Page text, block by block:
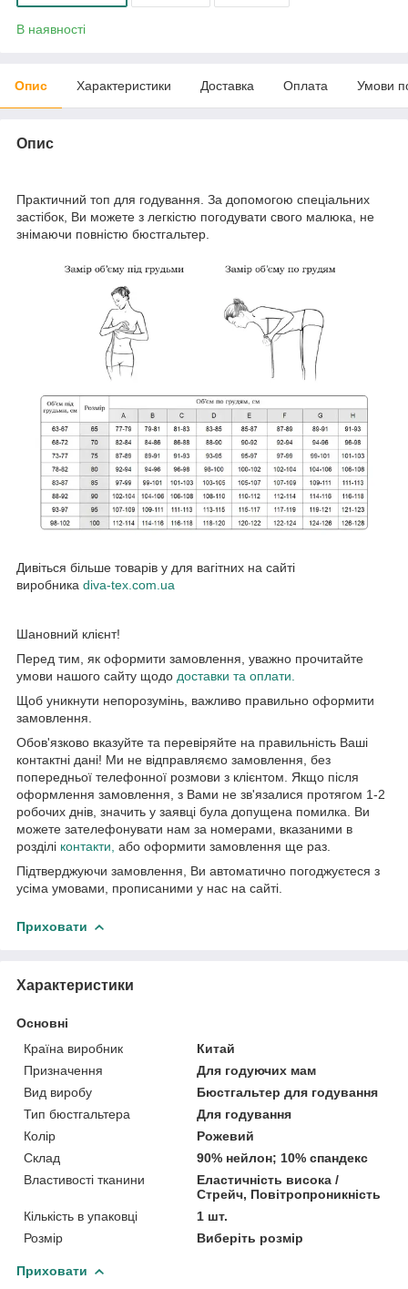
В наявності
Опис Характеристики Доставка Оплата Умови
Опис
Практичний топ для годування. За допомогою спеціальних
застібок, Ви можете з легкістю погодувати свого малюка, не
знімаючи повністю бюстгальтер.
Дивіться більше товарів у для вагітних на сайті
виробника diva-tex.com.ua
Шановний клієнт!
Перед тим, як оформити замовлення, уважно прочитайте
умови нашого сайту щодо доставки та оплати.
Щоб уникнути непорозумінь, важливо правильно оформити
замовлення.
Обов'язково вказуйте та перевіряйте на правильність Ваші
контактні дані! Ми не відправляємо замовлення, без
попередньої телефонної розмови з клієнтом. Якщо після
оформлення замовлення, з Вами не зв'язалися протягом 1-2
робочих днів, значить у заявці була допущена помилка. Ви
можете зателефонувати нам за номерами, вказаними в
розділі контакти, або оформити замовлення ще раз.
Підтверджуючи замовлення, Ви автоматично погоджуєтеся з
усіма умовами, прописаними у нас на сайті.
Приховати
Характеристики
Основні
Країна виробник
Китай
Призначення
Для годуючих мам
Вид виробу
Бюстгальтер для годування
Тип бюстгальтера
Для годування
Колір
Рожевий
Склад
90% нейлон; 10% спандекс
Властивості тканини
Еластичність висока /
Стрейч, Повітропроникність
Кількість в упаковці
1 шт.
Розмір
Виберіть розмір
Приховати